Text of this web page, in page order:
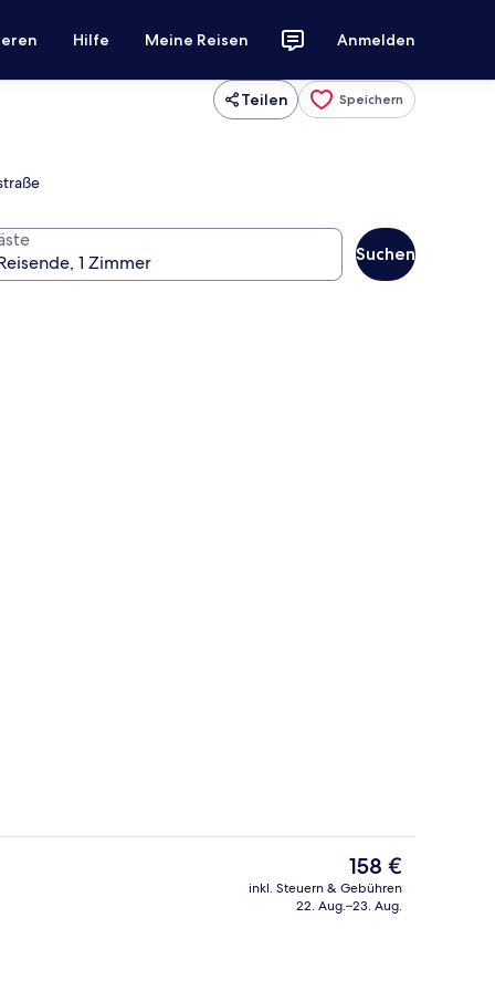
Hilfe Meine Reisen Anmelden
Teilen Speichern
Suchen
Der
aktuelle
Preis
158 €
inkl. Steuern & Gebühren
22. Aug.–23. Aug.